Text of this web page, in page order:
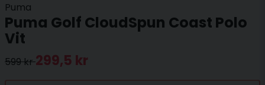
Puma
Puma Golf CloudSpun Coast Polo
Vit
599 kr299,5 kr